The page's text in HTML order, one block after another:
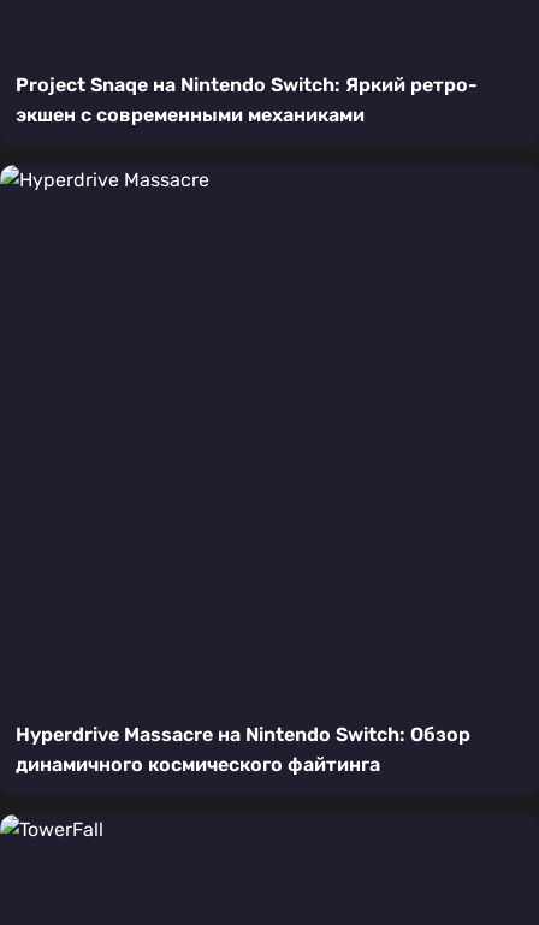
Project Snaqe на Nintendo Switch: Яркий ретро-
экшен с современными механиками
Hyperdrive Massacre на Nintendo Switch: Обзор
динамичного космического файтинга